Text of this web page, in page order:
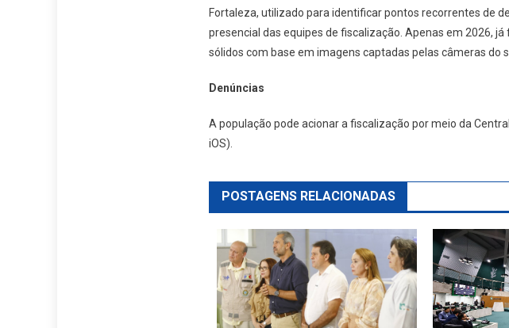
Fortaleza, utilizado para identificar pontos recorrentes de
presencial das equipes de fiscalização. Apenas em 2026,
sólidos com base em imagens captadas pelas câmeras do
Denúncias
A população pode acionar a fiscalização por meio da
iOS).
POSTAGENS RELACIONADAS